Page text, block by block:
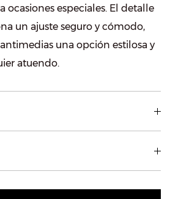
ocasiones especiales. El detalle
un ajuste seguro y cómodo,
una opción estilosa y
atuendo.